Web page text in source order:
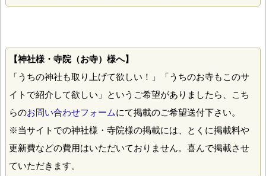
【神社様・寺院（お寺）様へ】
「うちの神社も取り上げて欲しい！」「うちのお寺もこのサ
イトで紹介して欲しい」というご希望がありましたら、こち
らのお問い合わせフォームにて掲載のご希望送付下さい。
※当サイトでの神社様・寺院様の掲載には、とくに掲載料や
更新費などの費用はいただいておりません。喜んで掲載させ
ていただきます。